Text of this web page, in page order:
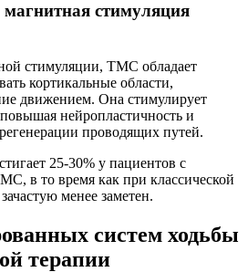
стимуляция
стимуляции, ТМС обладает
кортикальные области,
движением. Она стимулирует
нейропластичность и
проводящих путей.
25-30% у пациентов с
в то время как при классической
менее заметен.
систем ходьбы
терапии